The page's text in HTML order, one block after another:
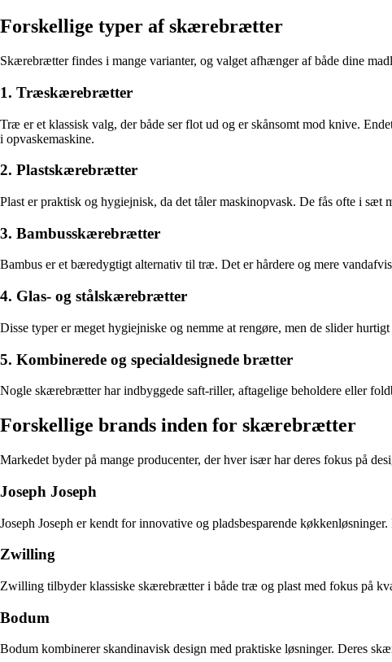
Forskellige typer af skærebrætter
Skærebrætter findes i mange varianter, og valget afhænger af både dine
1. Træskærebrætter
Træ er et klassisk valg, der både ser flot ud og er skånsomt mod knive.
i opvaskemaskine.
2. Plastskærebrætter
Plast er praktisk og hygiejnisk, da det tåler maskinopvask. De fås ofte i
3. Bambusskærebrætter
Bambus er et bæredygtigt alternativ til træ. Det er hårdere og mere
4. Glas- og stålskærebrætter
Disse typer er meget hygiejniske og nemme at rengøre, men de slider
5. Kombinerede og specialdesignede brætter
Nogle skærebrætter har indbyggede saft-riller, aftagelige beholdere eller
Forskellige brands inden for skærebrætter
Markedet byder på mange producenter, der hver især har deres fokus på
Joseph Joseph
Joseph Joseph er kendt for innovative og pladsbesparende
Zwilling
Zwilling tilbyder klassiske skærebrætter i både træ og plast med fokus på
Bodum
Bodum kombinerer skandinavisk design med praktiske løsninger. Deres